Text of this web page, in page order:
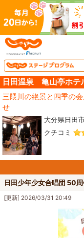
日田温泉 亀山亭ホテ
三隈川の絶景と四季の
せ
大分県日田
クチコミ
日田少年少女合唱団 50
[更新] 2026/03/31 20:49